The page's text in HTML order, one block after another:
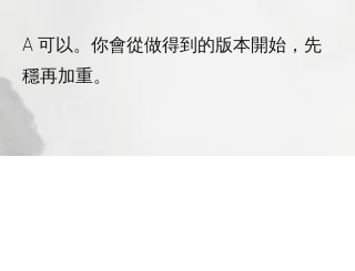
A 可以。你會從做得到的版本開始，先
穩再加重。